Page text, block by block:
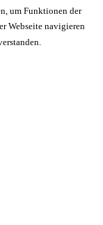
um Funktionen der
Webseite navigieren